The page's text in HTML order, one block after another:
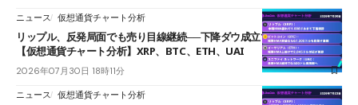
ニュース 仮想通貨チャート分析
リップル、反発局面でも売り目線継続──下降ダウ成立で下値追う展開
【仮想通貨チャート分析】XRP、BTC、ETH、UAI
2026年07月30日 18時11分
ニュース 仮想通貨チャート分析